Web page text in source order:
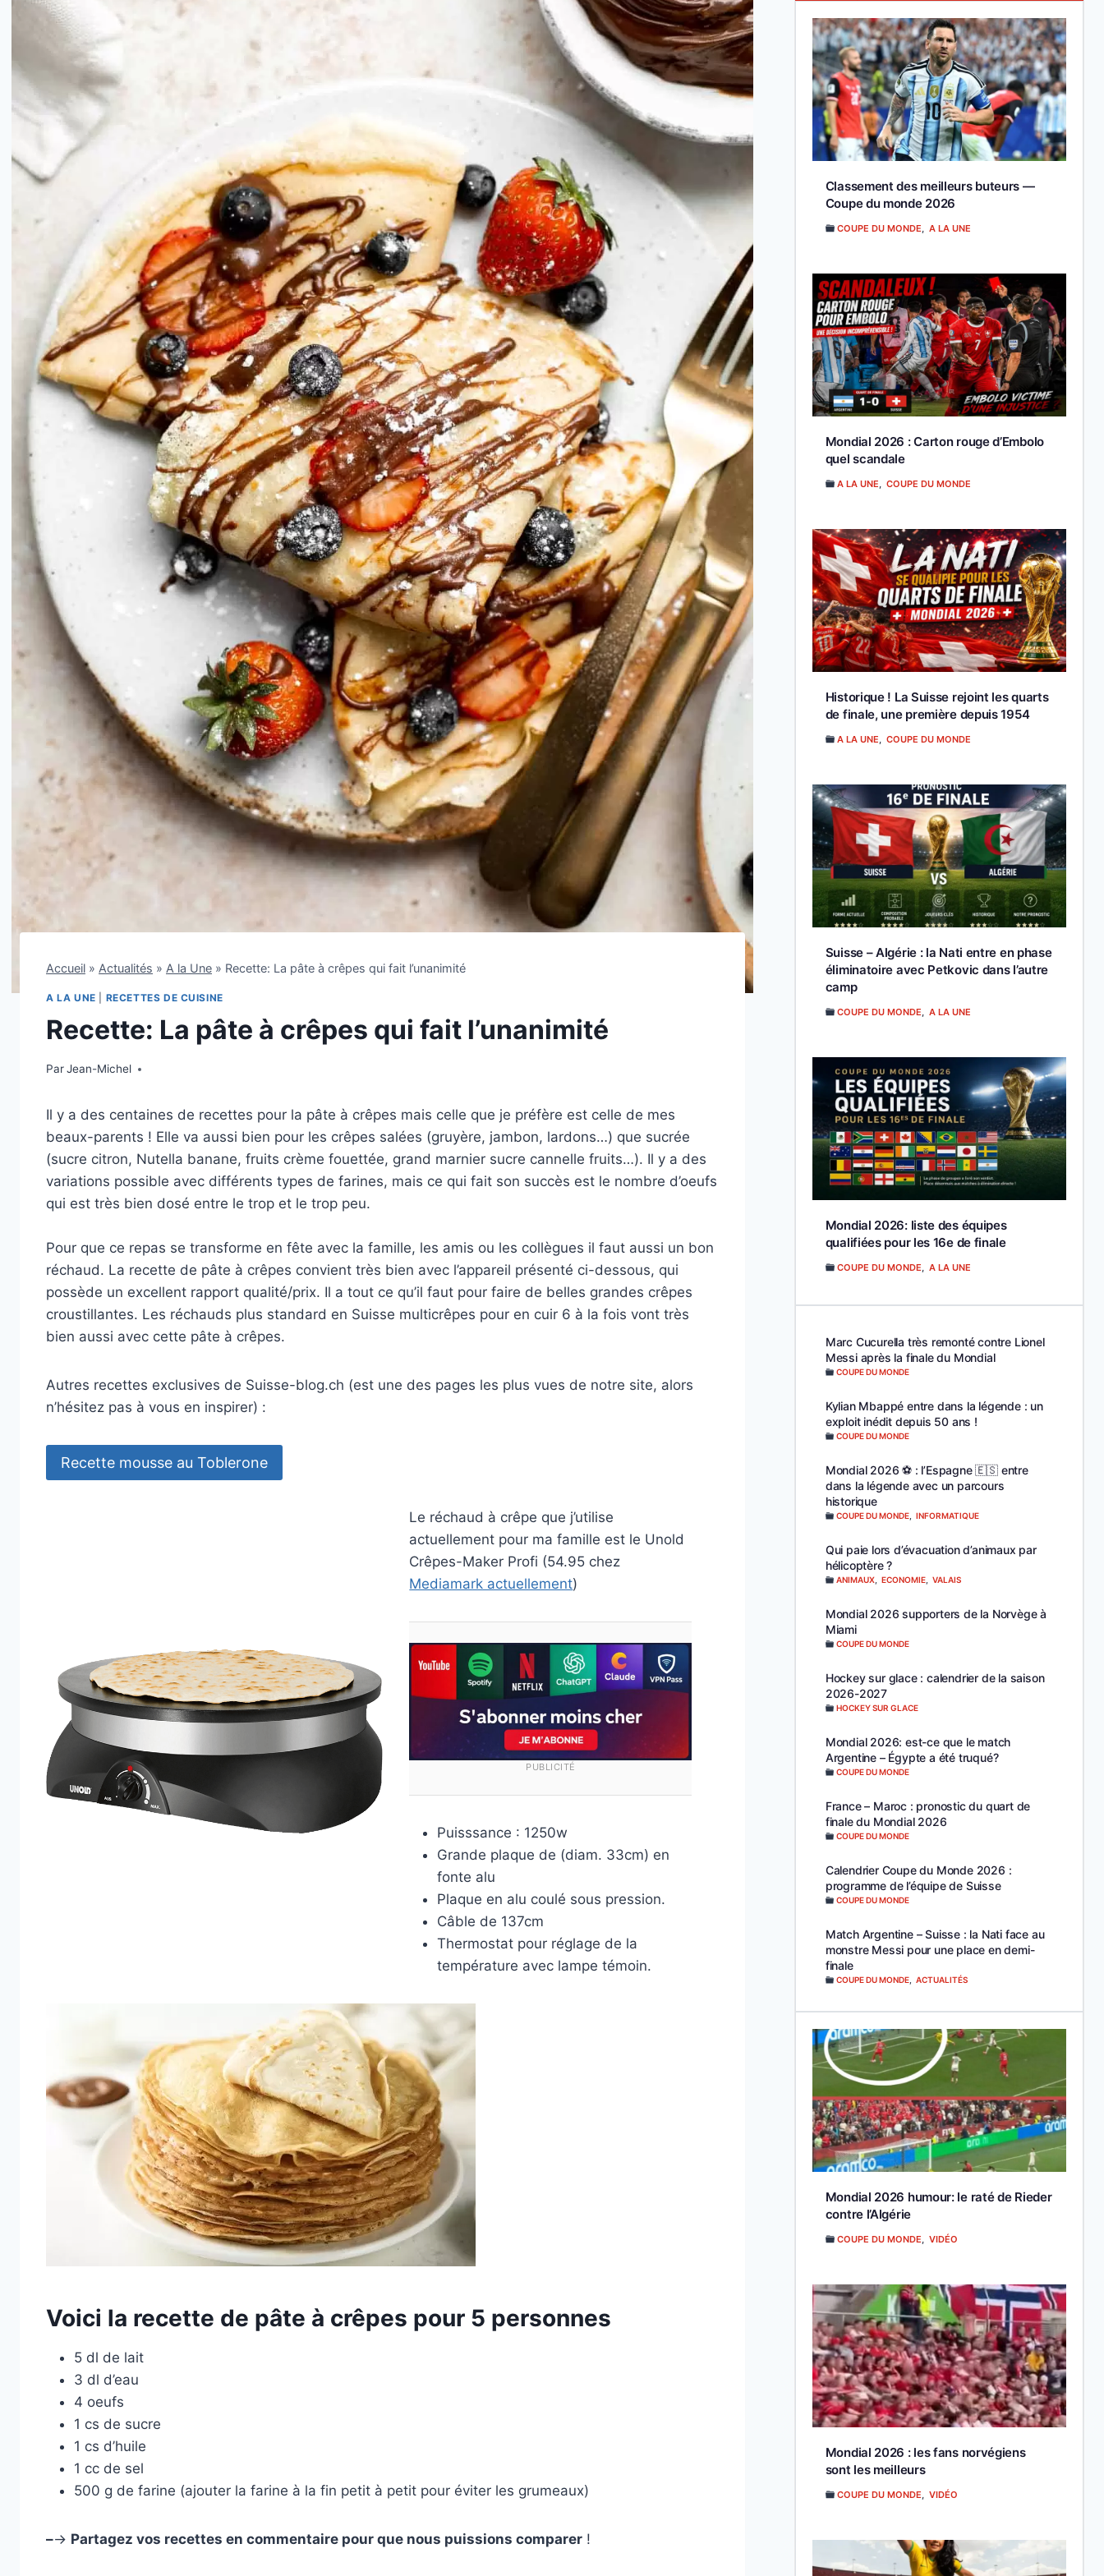
Accueil » Actualités » A la Une » Recette: La pâte à crêpes qui fait l’unanimité
A LA UNE RECETTES DE CUISINE
Recette: La pâte à crêpes qui fait l’unanimité
ParJean-Michel
10 février 2024
Il y a des centaines de recettes pour la pâte à crêpes mais celle que je préfère est celle de mes
beaux-parents ! Elle va aussi bien pour les crêpes salées (gruyère, jambon, lardons…) que sucrée
(sucre citron, Nutella banane, fruits crème fouettée, grand marnier sucre cannelle fruits…). Il y a des
variations possible avec différents types de farines, mais ce qui fait son succès est le nombre d’oeufs
qui est très bien dosé entre le trop et le trop peu.
Pour que ce repas se transforme en fête avec la famille, les amis ou les collègues il faut aussi un bon
réchaud. La recette de pâte à crêpes convient très bien avec l’appareil présenté ci-dessous, qui
possède un excellent rapport qualité/prix. Il a tout ce qu’il faut pour faire de belles grandes crêpes
croustillantes. Les réchauds plus standard en Suisse multicrêpes pour en cuir 6 à la fois vont très
bien aussi avec cette pâte à crêpes.
Autres recettes exclusives de Suisse-blog.ch (est une des pages les plus vues de notre site, alors
n’hésitez pas à vous en inspirer) :
Recette mousse au Toblerone
Le réchaud à crêpe que j’utilise
actuellement pour ma famille est le Unold
Crêpes-Maker Profi (54.95 chez
Mediamark actuellement)
PUBLICITÉ
Puisssance : 1250w
Grande plaque de (diam. 33cm) en
fonte alu
Plaque en alu coulé sous pression.
Câble de 137cm
Thermostat pour réglage de la
température avec lampe témoin.
Voici la recette de pâte à crêpes pour 5 personnes
5 dl de lait
3 dl d’eau
4 oeufs
1 cs de sucre
1 cs d’huile
1 cc de sel
500 g de farine (ajouter la farine à la fin petit à petit pour éviter les grumeaux)
–-> Partagez vos recettes en commentaire pour que nous puissions comparer !
Classement des meilleurs buteurs —
Coupe du monde 2026
COUPE DU MONDE A LA UNE
Mondial 2026 : Carton rouge d’Embolo
quel scandale
A LA UNE COUPE DU MONDE
Historique ! La Suisse rejoint les quarts
de finale, une première depuis 1954
A LA UNE COUPE DU MONDE
Suisse – Algérie : la Nati entre en phase
éliminatoire avec Petkovic dans l’autre
camp
COUPE DU MONDE A LA UNE
Mondial 2026: liste des équipes
qualifiées pour les 16e de finale
COUPE DU MONDE A LA UNE
Marc Cucurella très remonté contre Lionel
Messi après la finale du Mondial
COUPE DU MONDE
Kylian Mbappé entre dans la légende : un
exploit inédit depuis 50 ans !
COUPE DU MONDE
Mondial 2026 ⚽️ : l’Espagne 🇪🇸 entre
dans la légende avec un parcours
historique
COUPE DU MONDE, INFORMATIQUE
Qui paie lors d’évacuation d’animaux par
hélicoptère ?
ANIMAUX, ECONOMIE, VALAIS
Mondial 2026 supporters de la Norvège à
Miami
COUPE DU MONDE
Hockey sur glace : calendrier de la saison
2026-2027
HOCKEY SUR GLACE
Mondial 2026: est-ce que le match
Argentine – Égypte a été truqué?
COUPE DU MONDE
France – Maroc : pronostic du quart de
finale du Mondial 2026
COUPE DU MONDE
Calendrier Coupe du Monde 2026 :
programme de l’équipe de Suisse
COUPE DU MONDE
Match Argentine – Suisse : la Nati face au
monstre Messi pour une place en demi-
finale
COUPE DU MONDE, ACTUALITÉS
Mondial 2026 humour: le raté de Rieder
contre l’Algérie
COUPE DU MONDE VIDÉO
Mondial 2026 : les fans norvégiens
sont les meilleurs
COUPE DU MONDE VIDÉO